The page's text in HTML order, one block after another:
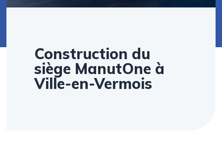
Construction du
siège ManutOne à
Ville-en-Vermois